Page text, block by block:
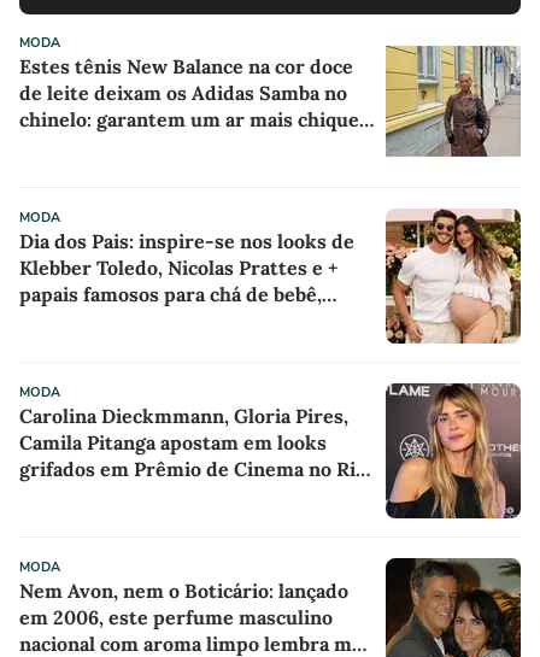
MODA
Estes tênis New Balance na cor doce
de leite deixam os Adidas Samba no
chinelo: garantem um ar mais chique e
MODA
Dia dos Pais: inspire-se nos looks de
Klebber Toledo, Nicolas Prattes e +
papais famosos para chá de bebê,
MODA
Carolina Dieckmmann, Gloria Pires,
Camila Pitanga apostam em looks
grifados em Prêmio de Cinema no Rio
MODA
Nem Avon, nem o Boticário: lançado
em 2006, este perfume masculino
nacional com aroma limpo lembra meu